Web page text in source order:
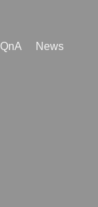
QnA News